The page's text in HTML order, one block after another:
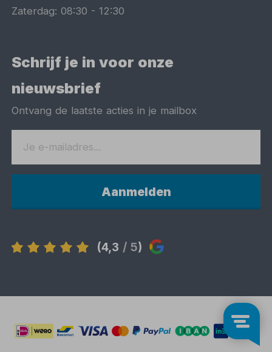
Zaterdag:08:30 -12:30
Schrijf je in voor onze
nieuwsbrief
Ontvang de laatste acties in je mailbox
Aanmelden
(4,3 / 5)